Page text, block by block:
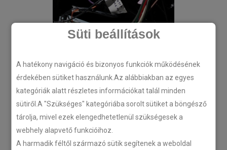
Süti beállítások
A hatékony navigáció és bizonyos funkciók működésének
érdekében sütiket használunk.Az alábbiakban az egyes
kategóriák alatt részletes információkat talál minden
sütiről.A "Szükséges" kategóriába sorolt sütiket a böngésző
tárolja, mivel ezek elengedhetetlenül szükségesek a
webhely alapvető funkcióihoz.
A harmadik féltől származó sütik segítenek a weboldal